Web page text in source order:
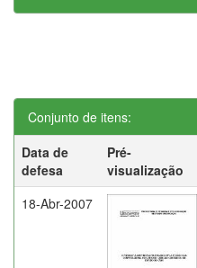
Conjunto de itens:
Data de
defesa
Pré-
visualização
18-Abr-2007